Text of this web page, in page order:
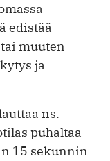
edistää
muuten
ja
ns.
puhaltaa
15 sekunnin